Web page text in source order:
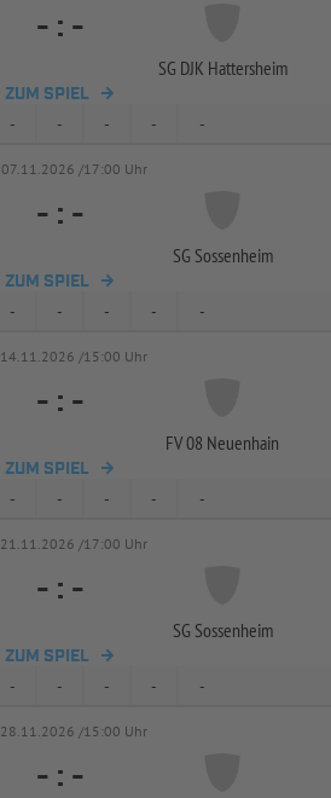
- : -
SG DJK Hattersheim
ZUM SPIEL
- - - - -
07.11.2026 /17:00 Uhr
- : -
SG Sossenheim
ZUM SPIEL
- - - - -
14.11.2026 /15:00 Uhr
- : -
FV 08 Neuenhain
ZUM SPIEL
- - - - -
21.11.2026 /17:00 Uhr
- : -
SG Sossenheim
ZUM SPIEL
- - - - -
28.11.2026 /15:00 Uhr
- : -